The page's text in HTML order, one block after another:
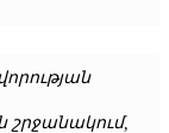
շրջանակում,